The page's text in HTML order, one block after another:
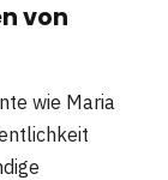
von
wie Maria